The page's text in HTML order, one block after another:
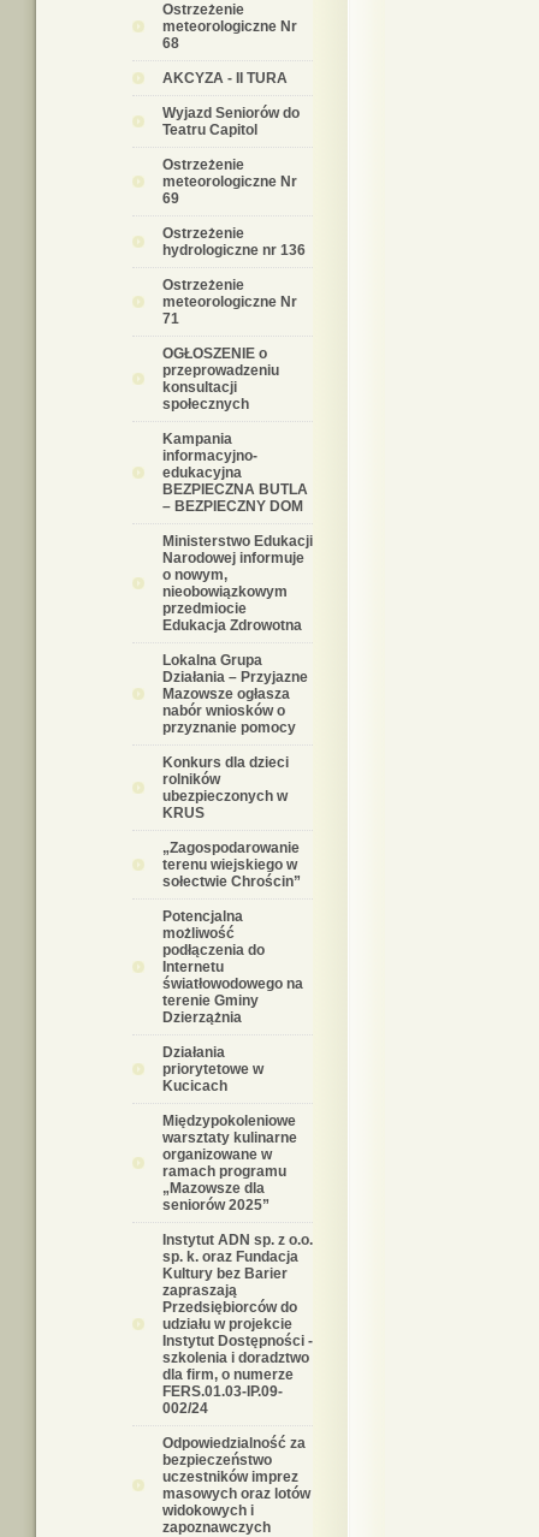
Ostrzeżenie
meteorologiczne Nr
68
AKCYZA - II TURA
Wyjazd Seniorów do
Teatru Capitol
Ostrzeżenie
meteorologiczne Nr
69
Ostrzeżenie
hydrologiczne nr 136
Ostrzeżenie
meteorologiczne Nr
71
OGŁOSZENIE o
przeprowadzeniu
konsultacji
społecznych
Kampania
informacyjno-
edukacyjna
BEZPIECZNA BUTLA
– BEZPIECZNY DOM
Ministerstwo Edukacji
Narodowej informuje
o nowym,
nieobowiązkowym
przedmiocie
Edukacja Zdrowotna
Lokalna Grupa
Działania – Przyjazne
Mazowsze ogłasza
nabór wniosków o
przyznanie pomocy
Konkurs dla dzieci
rolników
ubezpieczonych w
KRUS
„Zagospodarowanie
terenu wiejskiego w
sołectwie Chrościn”
Potencjalna
możliwość
podłączenia do
Internetu
światłowodowego na
terenie Gminy
Dzierzążnia
Działania
priorytetowe w
Kucicach
Międzypokoleniowe
warsztaty kulinarne
organizowane w
ramach programu
„Mazowsze dla
seniorów 2025”
Instytut ADN sp. z o.o.
sp. k. oraz Fundacja
Kultury bez Barier
zapraszają
Przedsiębiorców do
udziału w projekcie
Instytut Dostępności -
szkolenia i doradztwo
dla firm, o numerze
FERS.01.03-IP.09-
002/24
Odpowiedzialność za
bezpieczeństwo
uczestników imprez
masowych oraz lotów
widokowych i
zapoznawczych